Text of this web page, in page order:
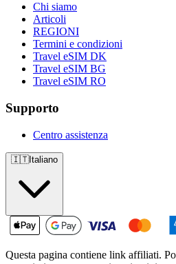
Chi siamo
Articoli
REGIONI
Termini e condizioni
Travel eSIM DK
Travel eSIM BG
Travel eSIM RO
Supporto
Centro assistenza
🇮🇹Italiano
Questa pagina contiene link affiliati.